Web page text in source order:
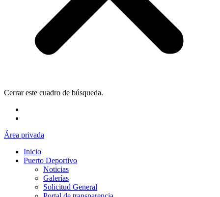
Cerrar este cuadro de búsqueda.
Área privada
Inicio
Puerto Deportivo
Noticias
Galerías
Solicitud General